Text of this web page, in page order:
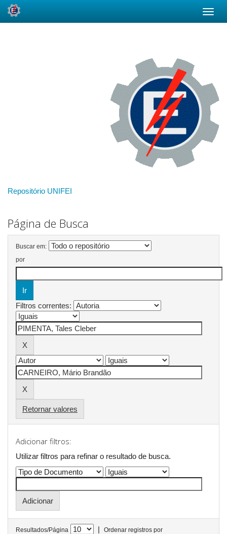
Repositório UNIFEI
Página de Busca
Buscar em:
por
Filtros correntes:
Retornar valores
Adicionar filtros:
Utilizar filtros para refinar o resultado de busca.
Resultados/Página |
Ordenar registros por